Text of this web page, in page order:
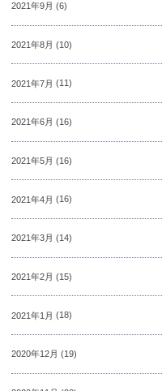
2021年9月 (6)
2021年8月 (10)
2021年7月 (11)
2021年6月 (16)
2021年5月 (16)
2021年4月 (16)
2021年3月 (14)
2021年2月 (15)
2021年1月 (18)
2020年12月 (19)